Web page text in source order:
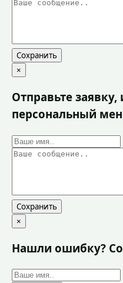
Сохранить
×
Отправьте
персональный
Сохранить
×
Нашли ошибку?